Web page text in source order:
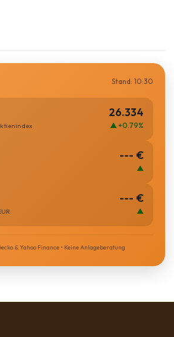
Stand: 10:30
26.334
▲ +0.79%
--- €
▲
--- €
▲
& Yahoo Finance • Keine Anlageberatung